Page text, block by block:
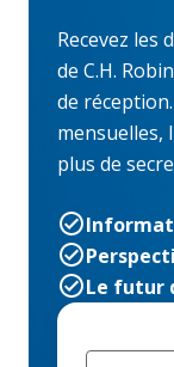
Recevez les
de C.H.
de
mensuelles,
plus de
Le futur